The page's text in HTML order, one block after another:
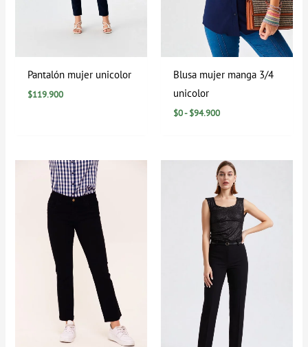
Pantalón mujer unicolor
$119.900
Blusa mujer manga 3/4
unicolor
$0- $94.900
Rango
de
precios:
desde
$39.900
hasta
$89.900